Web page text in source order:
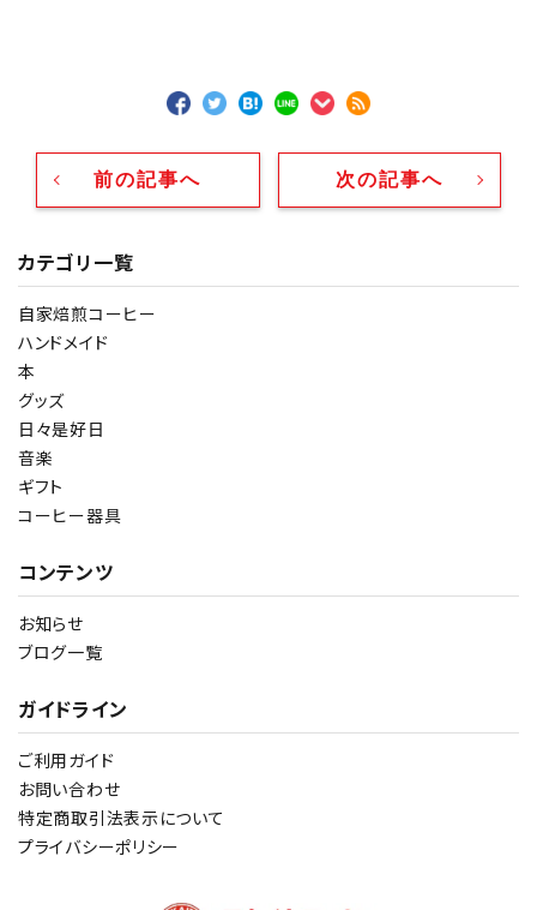
前の記事へ 次の記事へ
カテゴリ一覧
自家焙煎コーヒー
ハンドメイド
本
グッズ
日々是好日
音楽
ギフト
コーヒー器具
コンテンツ
お知らせ
ブログ一覧
ガイドライン
ご利用ガイド
お問い合わせ
特定商取引法表示について
プライバシーポリシー